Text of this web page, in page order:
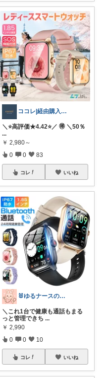
ココレ|経由購入ありがとうございます🌷
＼⭐️高評価★4.42⭐️／ 🉐 ＼50％
...
￥ 2,980～
0 0 83
コレ いいね
🐰ゆるナースの愛用品ROOM🐰
＼これ1台で健康も通話もまる
っと管理できち ...
￥ 2,990
0 0 10
コレ いいね